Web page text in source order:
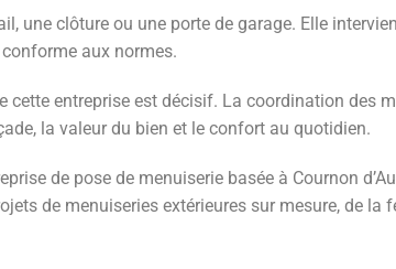
une clôture ou une porte de garage. Elle
aux normes.
entreprise est décisif. La coordination des
la valeur du bien et le confort au quotidien.
de pose de menuiserie basée à Cournon
de menuiseries extérieures sur mesure, de